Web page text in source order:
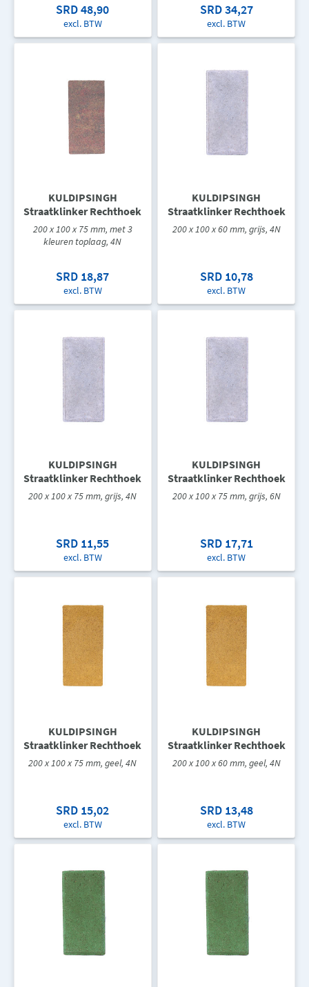
SRD 48,90
excl. BTW
SRD 34,27
excl. BTW
KULDIPSINGH
Straatklinker Rechthoek
200 x 100 x 75 mm, met 3
kleuren toplaag, 4N
SRD 18,87
excl. BTW
KULDIPSINGH
Straatklinker Rechthoek
200 x 100 x 60 mm, grijs, 4N
SRD 10,78
excl. BTW
KULDIPSINGH
Straatklinker Rechthoek
200 x 100 x 75 mm, grijs, 4N
SRD 11,55
excl. BTW
KULDIPSINGH
Straatklinker Rechthoek
200 x 100 x 75 mm, grijs, 6N
SRD 17,71
excl. BTW
KULDIPSINGH
Straatklinker Rechthoek
200 x 100 x 75 mm, geel, 4N
SRD 15,02
excl. BTW
KULDIPSINGH
Straatklinker Rechthoek
200 x 100 x 60 mm, geel, 4N
SRD 13,48
excl. BTW